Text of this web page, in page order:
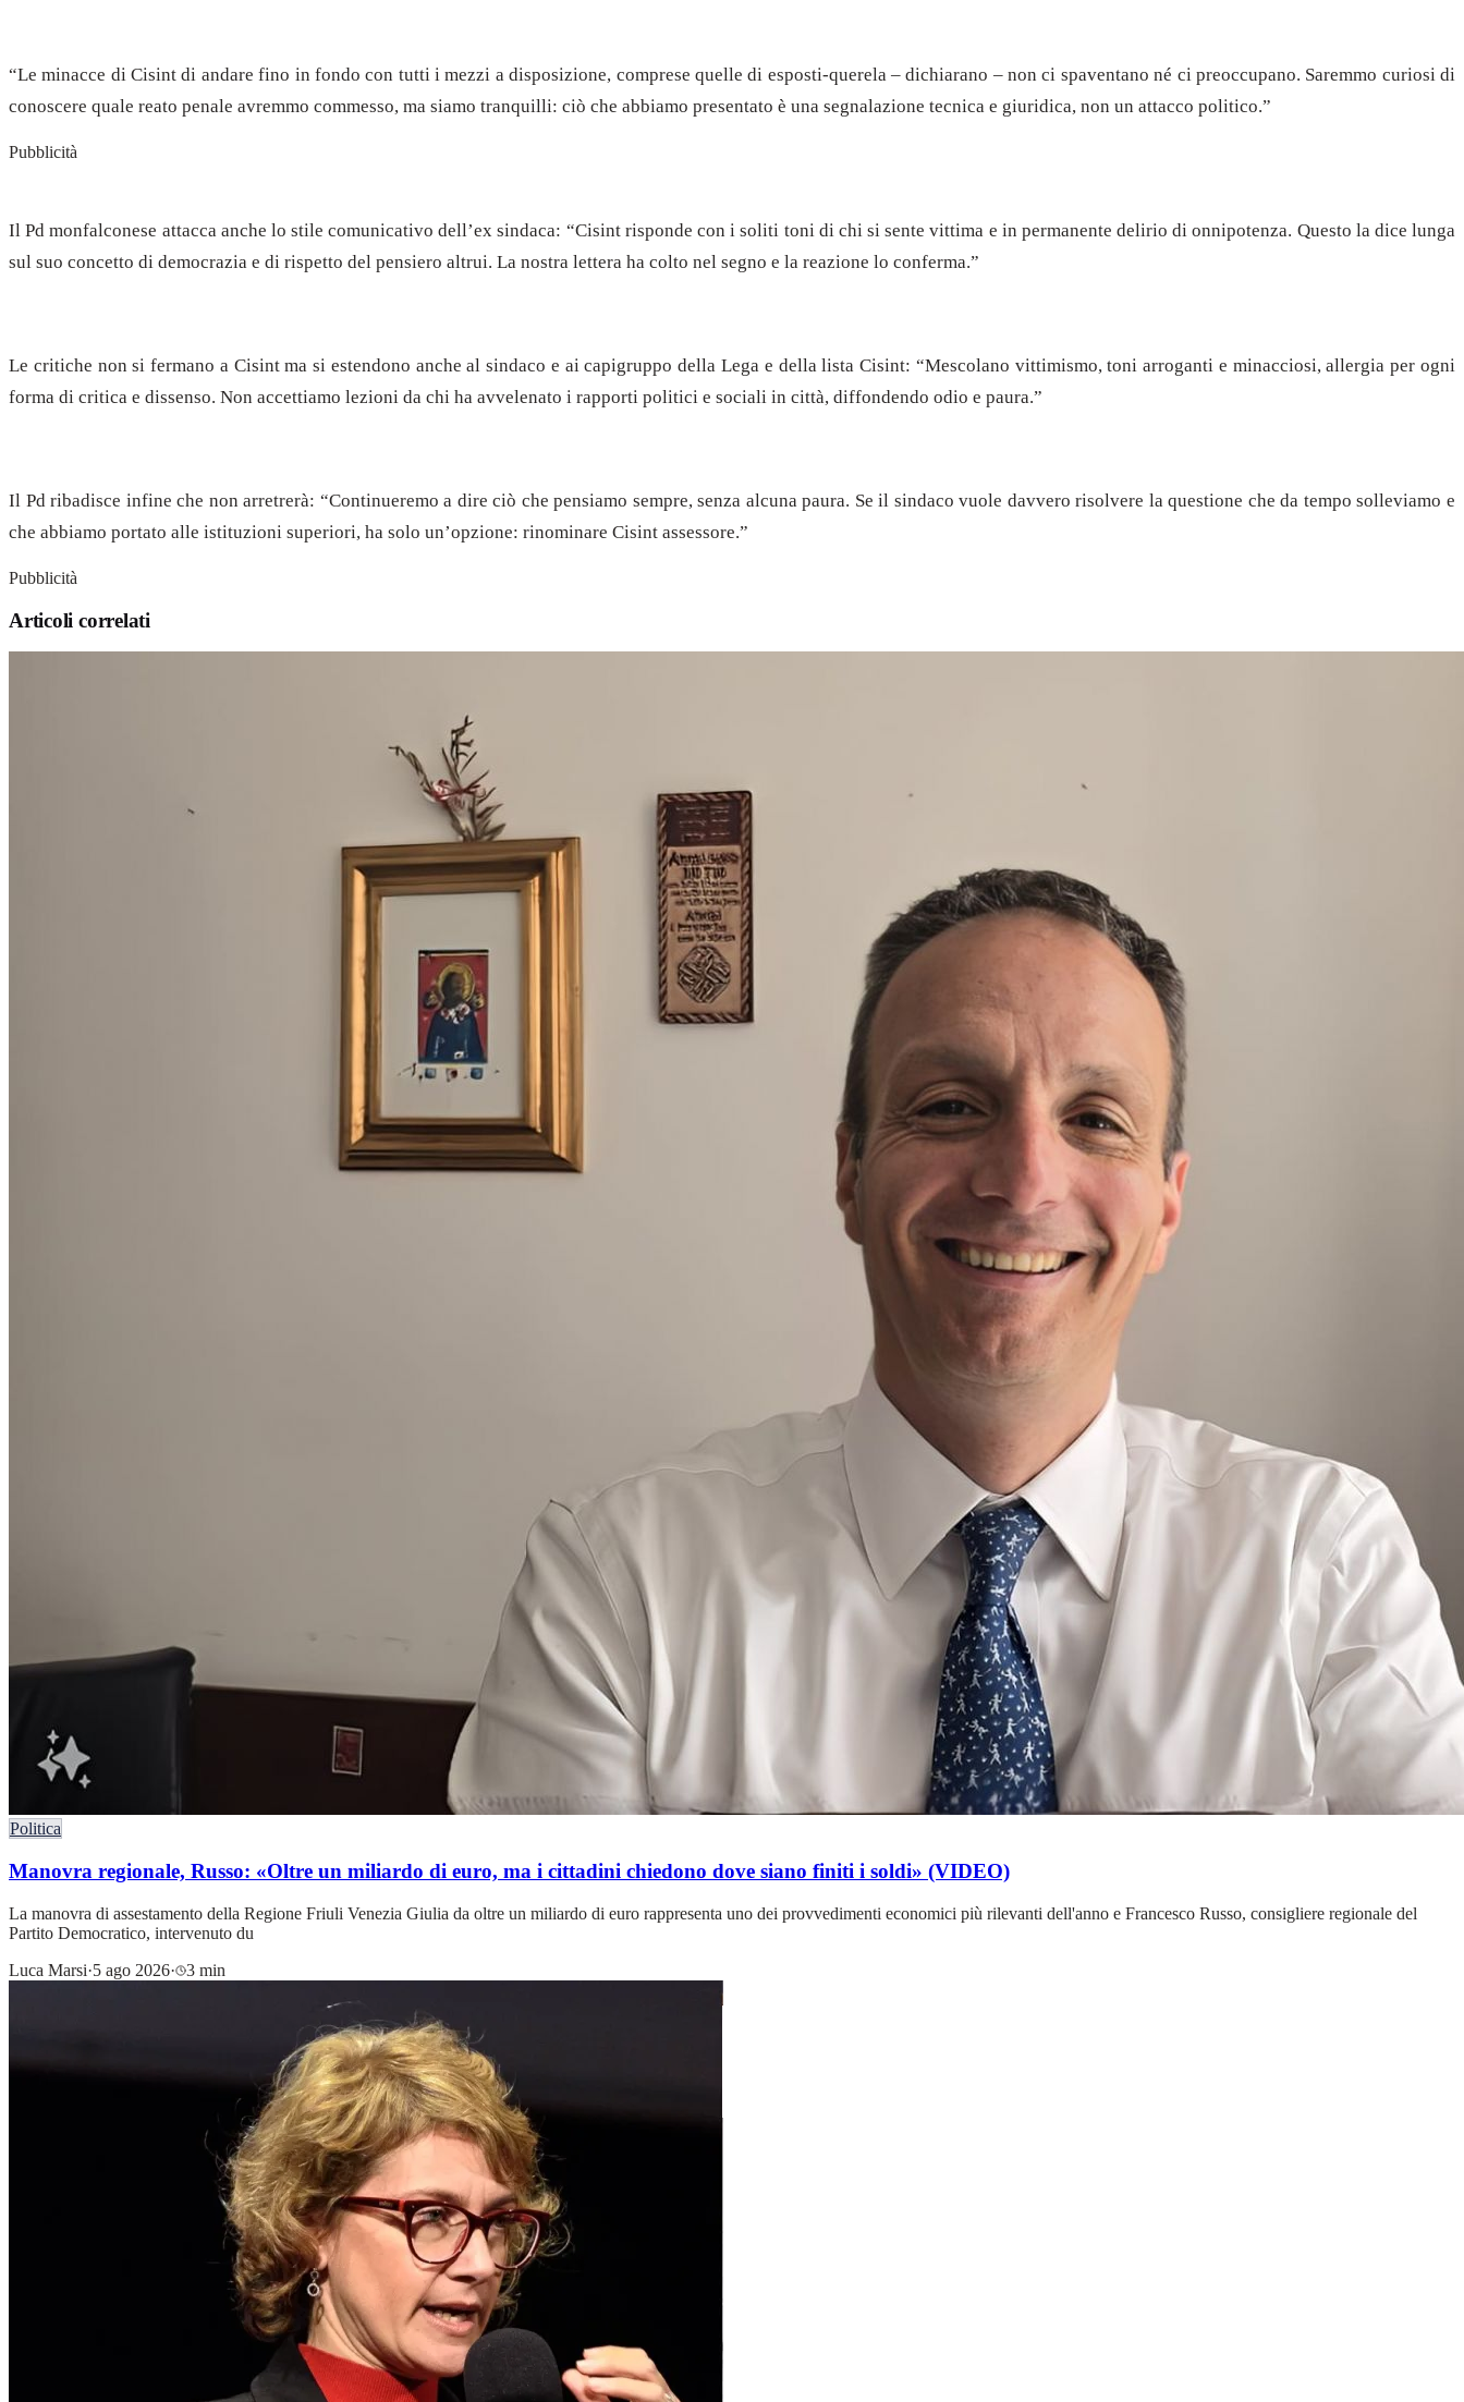
“Le minacce di Cisint di andare fino in fondo con tutti i mezzi a disposizione, comprese quelle di esposti-querela – dichiarano – non ci spaventano né ci preoccupano. Saremmo curiosi di
conoscere quale reato penale avremmo commesso, ma siamo tranquilli: ciò che abbiamo presentato è una segnalazione tecnica e giuridica, non un attacco politico.”
Pubblicità
Il Pd monfalconese attacca anche lo stile comunicativo dell’ex sindaca: “Cisint risponde con i soliti toni di chi si sente vittima e in permanente delirio di onnipotenza. Questo la dice lunga
sul suo concetto di democrazia e di rispetto del pensiero altrui. La nostra lettera ha colto nel segno e la reazione lo conferma.”
Le critiche non si fermano a Cisint ma si estendono anche al sindaco e ai capigruppo della Lega e della lista Cisint: “Mescolano vittimismo, toni arroganti e minacciosi, allergia per ogni
forma di critica e dissenso. Non accettiamo lezioni da chi ha avvelenato i rapporti politici e sociali in città, diffondendo odio e paura.”
Il Pd ribadisce infine che non arretrerà: “Continueremo a dire ciò che pensiamo sempre, senza alcuna paura. Se il sindaco vuole davvero risolvere la questione che da tempo solleviamo e
che abbiamo portato alle istituzioni superiori, ha solo un’opzione: rinominare Cisint assessore.”
Pubblicità
Articoli correlati
Politica
Manovra regionale, Russo: «Oltre un miliardo di euro, ma i cittadini chiedono dove siano finiti i soldi» (VIDEO)
La manovra di assestamento della Regione Friuli Venezia Giulia da oltre un miliardo di euro rappresenta uno dei provvedimenti economici più rilevanti dell'anno e Francesco Russo, consigliere regionale del
Partito Democratico, intervenuto du
Luca Marsi·5 ago 2026· 3 min